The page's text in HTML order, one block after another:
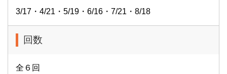
3/17・4/21・5/19・6/16・7/21・8/18
回数
全６回